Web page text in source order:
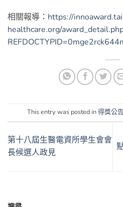
相關報導： https://
healthcare.org/
This entry was posted in得獎公告
第十八屆生醫電資所學生會會
長候選人政見